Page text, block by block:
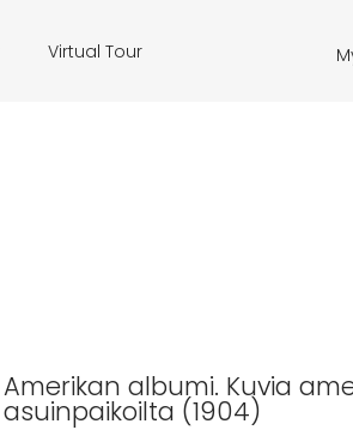
Virtual Tour
Amerikan albumi. Kuvia
asuinpaikoilta (1904)